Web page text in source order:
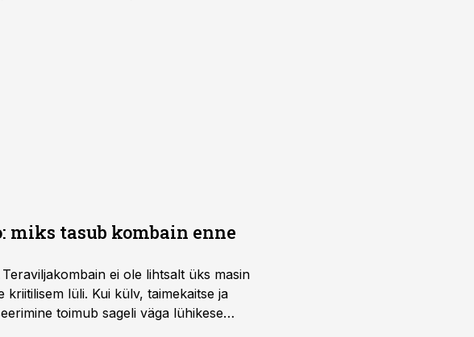
miks tasub kombain enne
Teraviljakombain ei ole lihtsalt üks masin
lüli. Kui külv, taimekaitse ja
toimub sageli väga lühikese